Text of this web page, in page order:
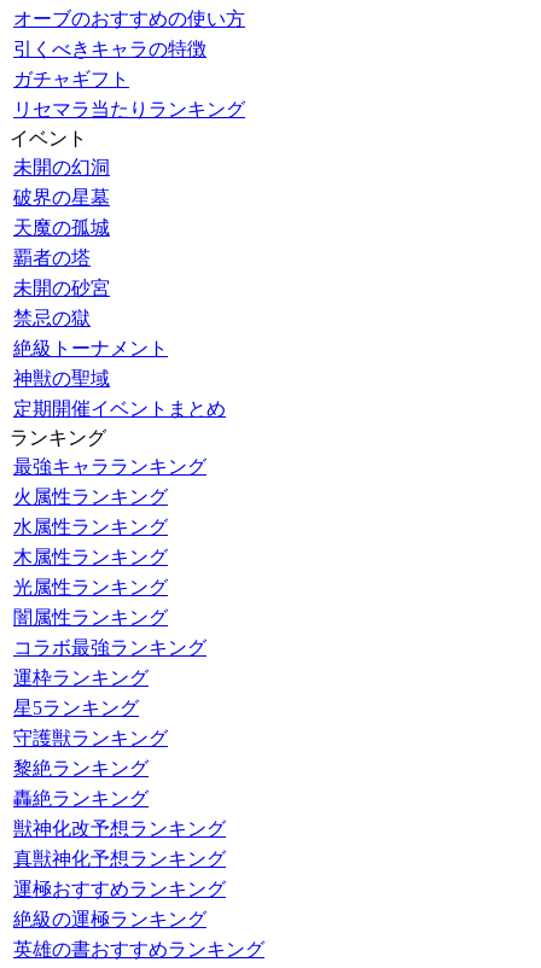
オーブのおすすめの使い方
引くべきキャラの特徴
ガチャギフト
リセマラ当たりランキング
イベント
未開の幻洞
破界の星墓
天魔の孤城
覇者の塔
未開の砂宮
禁忌の獄
絶級トーナメント
神獣の聖域
定期開催イベントまとめ
ランキング
最強キャラランキング
火属性ランキング
水属性ランキング
木属性ランキング
光属性ランキング
闇属性ランキング
コラボ最強ランキング
運枠ランキング
星5ランキング
守護獣ランキング
黎絶ランキング
轟絶ランキング
獣神化改予想ランキング
真獣神化予想ランキング
運極おすすめランキング
絶級の運極ランキング
英雄の書おすすめランキング